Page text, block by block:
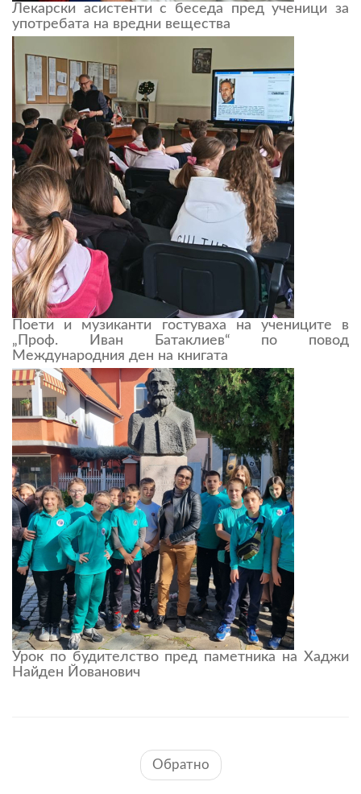
Лекарски асистенти с беседа пред ученици за
употребата на вредни вещества
Поети и музиканти гостуваха на учениците в
„Проф. Иван Батаклиев“ по повод
Международния ден на книгата
Урок по будителство пред паметника на Хаджи
Найден Йованович
Обратно